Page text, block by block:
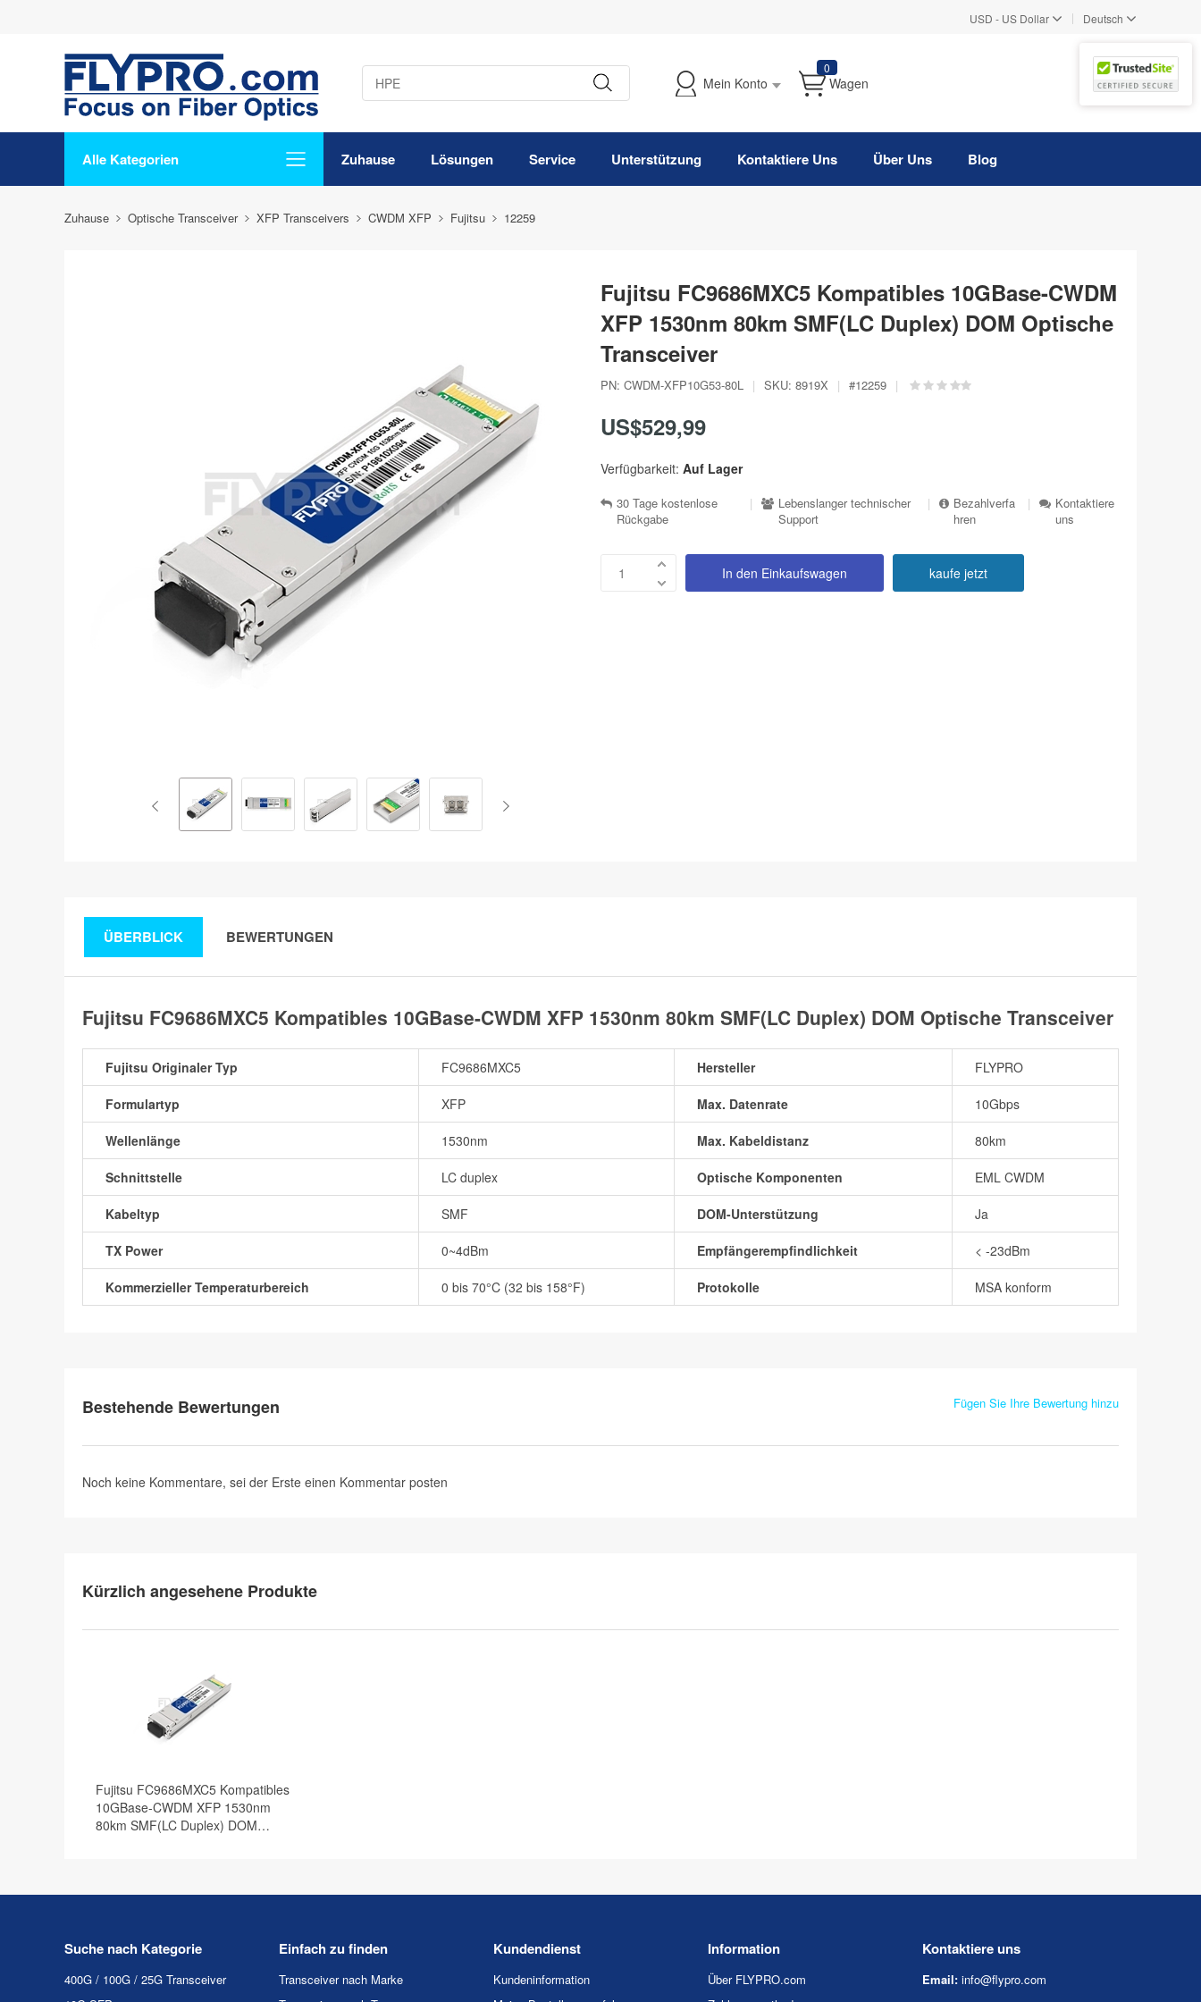
USD - US Dollar | Deutsch
Mein Konto
0
Wagen
Alle Kategorien Zuhause Lösungen Service Unterstützung Kontaktiere Uns Über Uns Blog
Zuhause Optische Transceiver XFP Transceivers CWDM XFP Fujitsu 12259
Fujitsu FC9686MXC5 Kompatibles 10GBase-CWDM
XFP 1530nm 80km SMF(LC Duplex) DOM Optische
Transceiver
PN: CWDM-XFP10G53-80L | SKU: 8919X | #12259 |
US$529,99
Verfügbarkeit: Auf Lager
30 Tage kostenlose
Rückgabe
|
Lebenslanger technischer
Support
|
Bezahlverfa
hren
|
Kontaktiere
uns
In den Einkaufswagen kaufe jetzt
ÜBERBLICK BEWERTUNGEN
Fujitsu FC9686MXC5 Kompatibles 10GBase-CWDM XFP 1530nm 80km SMF(LC Duplex) DOM Optische Transceiver
Fujitsu Originaler Typ FC9686MXC5 Hersteller FLYPRO
Formulartyp XFP Max. Datenrate 10Gbps
Wellenlänge 1530nm Max. Kabeldistanz 80km
Schnittstelle LC duplex Optische Komponenten EML CWDM
Kabeltyp SMF DOM-Unterstützung Ja
TX Power 0~4dBm Empfängerempfindlichkeit < -23dBm
Kommerzieller Temperaturbereich 0 bis 70°C (32 bis 158°F) Protokolle MSA konform
Bestehende Bewertungen Fügen Sie Ihre Bewertung hinzu
Noch keine Kommentare, sei der Erste einen Kommentar posten
Kürzlich angesehene Produkte
Fujitsu FC9686MXC5 Kompatibles
10GBase-CWDM XFP 1530nm
80km SMF(LC Duplex) DOM
Suche nach Kategorie
400G / 100G / 25G Transceiver
Einfach zu finden
Transceiver nach Marke
Kundendienst
Kundeninformation
Information
Über FLYPRO.com
Kontaktiere uns
Email: info@flypro.com